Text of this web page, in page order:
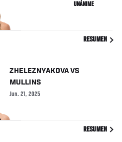
UNÁNIME
RESUMEN
ZHELEZNYAKOVAVS
MULLINS
Jun. 21, 2025
RESUMEN